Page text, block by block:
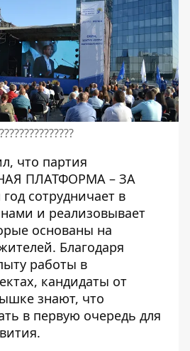
что партия
ПЛАТФОРМА – ЗА
сотрудничает в
и реализовывает
основаны на
Благодаря
работы в
кандидаты от
знают, что
в первую очередь для